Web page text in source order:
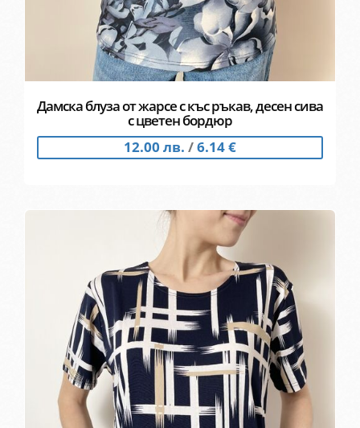
Дамска блуза от жарсе с къс ръкав, десен сива
с цветен бордюр
12.00 лв. /6.14 €